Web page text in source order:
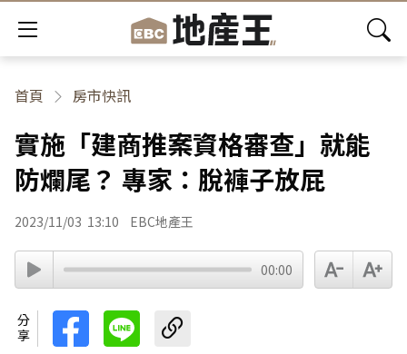
首頁 房市快訊
實施「建商推案資格審查」就能
防爛尾？ 專家：脫褲子放屁
2023/11/03 13:10 EBC地產王
00:00
分享